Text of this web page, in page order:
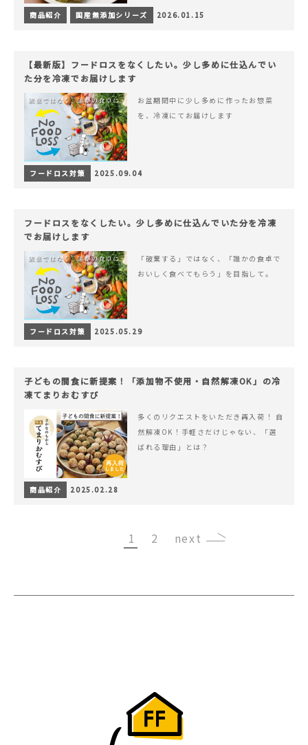
商品紹介 国産無添加シリーズ 2026.01.15
【最新版】フードロスをなくしたい。少し多めに仕込んでい
た分を冷凍でお届けします
お盆期間中に少し多めに作ったお惣菜
を、冷凍にてお届けします
フードロス対策 2025.09.04
フードロスをなくしたい。少し多めに仕込んでいた分を冷凍
でお届けします
「破棄する」ではなく、「誰かの食卓で
おいしく食べてもらう」を目指して。
フードロス対策 2025.05.29
子どもの間食に新提案！「添加物不使用・自然解凍OK」の冷
凍てまりおむすび
多くのリクエストをいただき再入荷！ 自
然解凍OK！手軽さだけじゃない、「選
ばれる理由」とは？
商品紹介 2025.02.28
1 2 ›